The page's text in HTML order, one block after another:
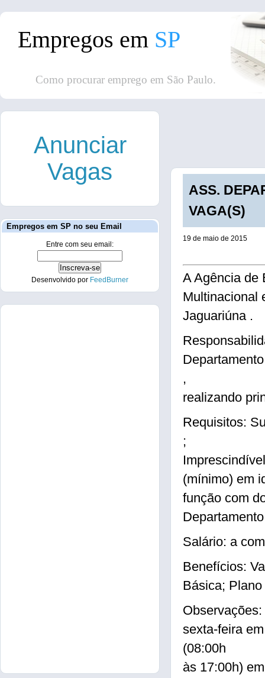
Empregos em SP
Como procurar emprego em São Paulo.
ASS.
VAGA(S)
19 de maio de 2015
A Agência de
Multinacional
Jaguariúna .
,
realizando
Requisitos:
;
(mínimo) em
função com
Salário: a
Benefícios:
Básica;
sexta-feira
(08:00h
às 17:00h)
Anunciar
Vagas
Empregos em SP no seu Email
Entre com seu email:
Desenvolvido por FeedBurner